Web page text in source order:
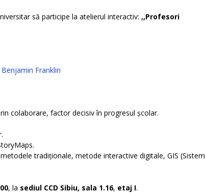
să participe la atelierul interactiv: ,,Profesori
Benjamin Franklin
colaborare, factor decisiv în progresul școlar.
tradiționale, metode interactive digitale, GIS (Sistem
, la sediul CCD Sibiu, sala 1.16, etaj I.